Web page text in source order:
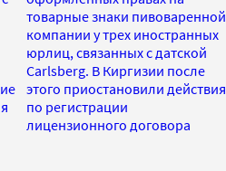
товарные знаки пивоваренной
компании у трех иностранных
юрлиц, связанных с датской
Carlsberg. В Киргизии после
этого приостановили действия
по регистрации
лицензионного договора